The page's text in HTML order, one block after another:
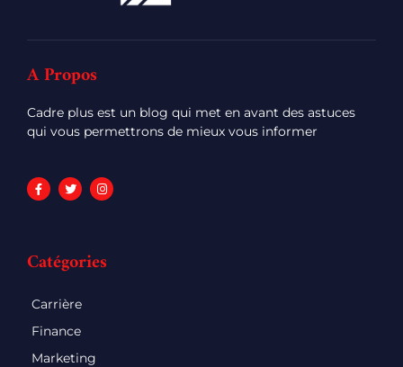
A Propos
Cadre plus est un blog qui met en avant des astuces
qui vous permettrons de mieux vous informer
Catégories
Carrière
Finance
Marketing